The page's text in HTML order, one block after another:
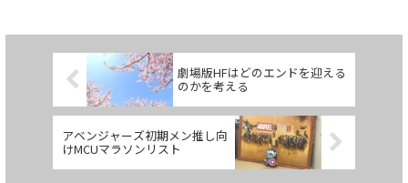
劇場版HFはどのエンドを迎える
のかを考える
アベンジャーズ初期メン推し向
けMCUマラソンリスト